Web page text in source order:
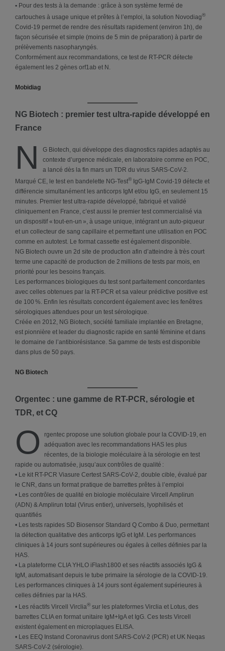
• Pour des tests à la demande : grâce à son système fermé de
cartouches à usage unique et prêtes à l’emploi, la solution Novodiag®
Covid-19 permet de rendre des résultats rapidement (environ 1h), de
façon sécurisée et simple (moins de 5 min de préparation) à partir de
prélèvements nasopharyngés.
Conformément aux recommandations, ce test de RT-PCR détecte
également les 2 gènes orf1ab et N.
Mobidiag
NG Biotech : premier test ultra-rapide développé en
France
N
G Biotech, qui développe des diagnostics rapides adaptés au
contexte d’urgence médicale, en laboratoire comme en POC,
a lancé dès la fin mars un TDR du virus SARS-CoV-2.
Marqué CE, le test en bandelette NG-Test® IgG-IgM Covid-19 détecte et
différencie simultanément les anticorps IgM et/ou IgG, en seulement 15
minutes. Premier test ultra-rapide développé, fabriqué et validé
cliniquement en France, c’est aussi le premier test commercialisé via
un dispositif « tout-en-un », à usage unique, intégrant un auto-piqueur
et un collecteur de sang capillaire et permettant une utilisation en POC
comme en autotest. Le format cassette est également disponible.
NG Biotech ouvre un 2d site de production afin d’atteindre à très court
terme une capacité de production de 2 millions de tests par mois, en
priorité pour les besoins français.
Les performances biologiques du test sont parfaitement concordantes
avec celles obtenues par la RT-PCR et sa valeur prédictive positive est
de 100 %. Enfin les résultats concordent également avec les fenêtres
sérologiques attendues pour un test sérologique.
Créée en 2012, NG Biotech, société familiale implantée en Bretagne,
est pionnière et leader du diagnostic rapide en santé féminine et dans
le domaine de l’antibiorésistance. Sa gamme de tests est disponible
dans plus de 50 pays.
NG Biotech
Orgentec : une gamme de RT-PCR, sérologie et
TDR, et CQ
O
rgentec propose une solution globale pour la COVID-19, en
adéquation avec les recommandations HAS les plus
récentes, de la biologie moléculaire à la sérologie en test
rapide ou automatisée, jusqu’aux contrôles de qualité :
• Le kit RT-PCR Viasure Certest SARS-CoV-2, double cible, évalué par
le CNR, dans un format pratique de barrettes prêtes à l’emploi
• Les contrôles de qualité en biologie moléculaire Vircell Amplirun
(ADN) & Amplirun total (Virus entier), universels, lyophilisés et
quantifiés
• Les tests rapides SD Biosensor Standard Q Combo & Duo, permettant
la détection qualitative des anticorps IgG et IgM. Les performances
cliniques à 14 jours sont supérieures ou égales à celles définies par la
HAS.
• La plateforme CLIA YHLO iFlash1800 et ses réactifs associés IgG &
IgM, automatisant depuis le tube primaire la sérologie de la COVID-19.
Les performances cliniques à 14 jours sont également supérieures à
celles définies par la HAS.
• Les réactifs Vircell Virclia® sur les plateformes Virclia et Lotus, des
barrettes CLIA en format unitaire IgM+IgA et IgG. Ces tests Vircell
existent également en microplaques ELISA.
• Les EEQ Instand Coronavirus dont SARS-CoV-2 (PCR) et UK Neqas
SARS-CoV-2 (sérologie).